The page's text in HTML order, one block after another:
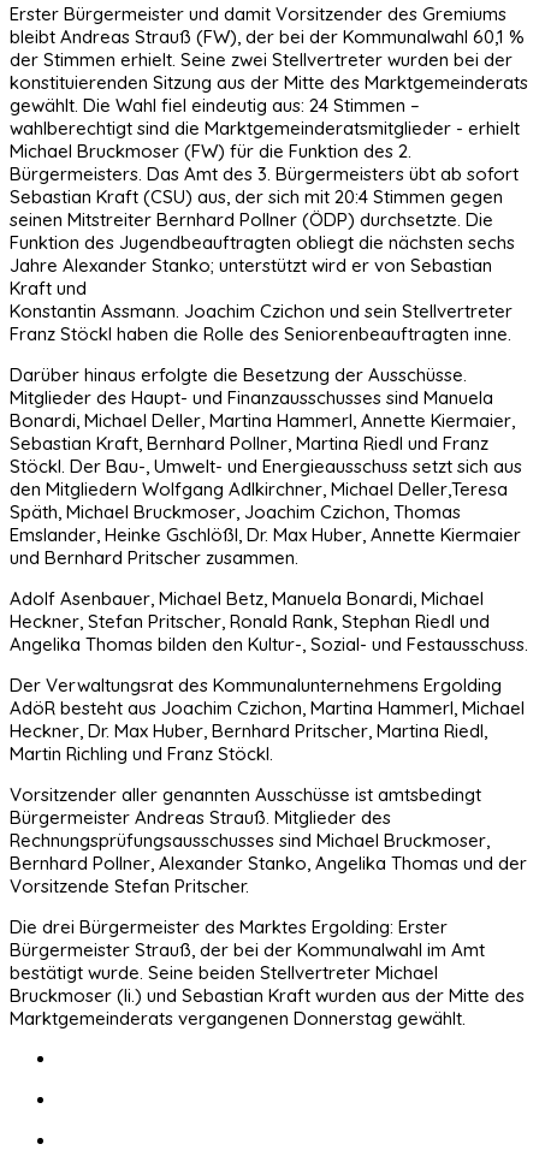
Erster Bürgermeister und damit Vorsitzender des Gremiums
bleibt Andreas Strauß (FW), der bei der Kommunalwahl 60,1 %
der Stimmen erhielt. Seine zwei Stellvertreter wurden bei der
konstituierenden Sitzung aus der Mitte des Marktgemeinderats
gewählt. Die Wahl fiel eindeutig aus: 24 Stimmen –
wahlberechtigt sind die Marktgemeinderatsmitglieder - erhielt
Michael Bruckmoser (FW) für die Funktion des 2.
Bürgermeisters. Das Amt des 3. Bürgermeisters übt ab sofort
Sebastian Kraft (CSU) aus, der sich mit 20:4 Stimmen gegen
seinen Mitstreiter Bernhard Pollner (ÖDP) durchsetzte. Die
Funktion des Jugendbeauftragten obliegt die nächsten sechs
Jahre Alexander Stanko; unterstützt wird er von Sebastian
Kraft und
Konstantin Assmann. Joachim Czichon und sein Stellvertreter
Franz Stöckl haben die Rolle des Seniorenbeauftragten inne.
Darüber hinaus erfolgte die Besetzung der Ausschüsse.
Mitglieder des Haupt- und Finanzausschusses sind Manuela
Bonardi, Michael Deller, Martina Hammerl, Annette Kiermaier,
Sebastian Kraft, Bernhard Pollner, Martina Riedl und Franz
Stöckl. Der Bau-, Umwelt- und Energieausschuss setzt sich aus
den Mitgliedern Wolfgang Adlkirchner, Michael Deller,Teresa
Späth, Michael Bruckmoser, Joachim Czichon, Thomas
Emslander, Heinke Gschlößl, Dr. Max Huber, Annette Kiermaier
und Bernhard Pritscher zusammen.
Adolf Asenbauer, Michael Betz, Manuela Bonardi, Michael
Heckner, Stefan Pritscher, Ronald Rank, Stephan Riedl und
Angelika Thomas bilden den Kultur-, Sozial- und Festausschuss.
Der Verwaltungsrat des Kommunalunternehmens Ergolding
AdöR besteht aus Joachim Czichon, Martina Hammerl, Michael
Heckner, Dr. Max Huber, Bernhard Pritscher, Martina Riedl,
Martin Richling und Franz Stöckl.
Vorsitzender aller genannten Ausschüsse ist amtsbedingt
Bürgermeister Andreas Strauß. Mitglieder des
Rechnungsprüfungsausschusses sind Michael Bruckmoser,
Bernhard Pollner, Alexander Stanko, Angelika Thomas und der
Vorsitzende Stefan Pritscher.
Die drei Bürgermeister des Marktes Ergolding: Erster
Bürgermeister Strauß, der bei der Kommunalwahl im Amt
bestätigt wurde. Seine beiden Stellvertreter Michael
Bruckmoser (li.) und Sebastian Kraft wurden aus der Mitte des
Marktgemeinderats vergangenen Donnerstag gewählt.